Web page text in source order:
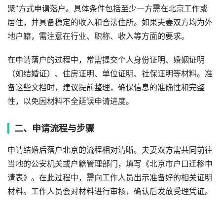
聚”方式申请落户。具体条件包括至少一方需在北京工作或
居住，并具备稳定的收入和合法住所。如果夫妻双方均为外
地户籍，需注意在行业、职称、收入等方面的要求。
在申请落户的过程中，常需提交个人身份证明、婚姻证明
（如结婚证）、住房证明、单位证明、社保证明等材料。准
备这些文档时，建议提前整理，确保信息的准确性和完整
性，以免因材料不全延误申请进度。
二、申请流程与步骤
申请结婚后落户北京的流程相对清晰。夫妻双方需共同前往
当地的公安机关或户籍管理部门，填写《北京市户口迁移申
请表》。在此过程中，需向工作人员出示准备好的相关证明
材料。工作人员会对材料进行审核，确认后发放受理凭证。